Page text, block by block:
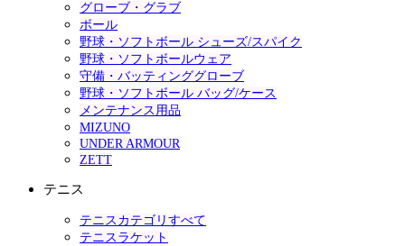
グローブ・グラブ
ボール
野球・ソフトボール シューズ/スパイク
野球・ソフトボールウェア
守備・バッティンググローブ
野球・ソフトボール バッグ/ケース
メンテナンス用品
MIZUNO
UNDER ARMOUR
ZETT
テニス
テニスカテゴリすべて
テニスラケット